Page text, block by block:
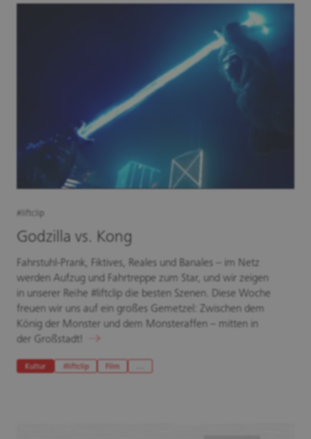
#liftclip
Godzilla vs. Kong
Fahrstuhl-Prank, Fiktives, Reales und Banales – im Netz
werden Aufzug und Fahrtreppe zum Star, und wir zeigen
in unserer Reihe #liftclip die besten Szenen. Diese Woche
freuen wir uns auf ein großes Gemetzel: Zwischen dem
König der Monster und dem Monsteraffen – mitten in
der Großstadt!
Kultur #liftclip Film